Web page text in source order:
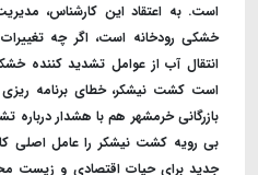
است. به اعتقاد این کارشناس،
خشکی رودخانه است، اگر چه
انتقال آب از عوامل تشدید کننده
است کشت نیشکر، خطای برنامه
بازرگانی خرمشهر هم با هشدار درباره
بی رویه کشت نیشکر را عامل اصلی
جدید برای حیات اقتصادی و زیست